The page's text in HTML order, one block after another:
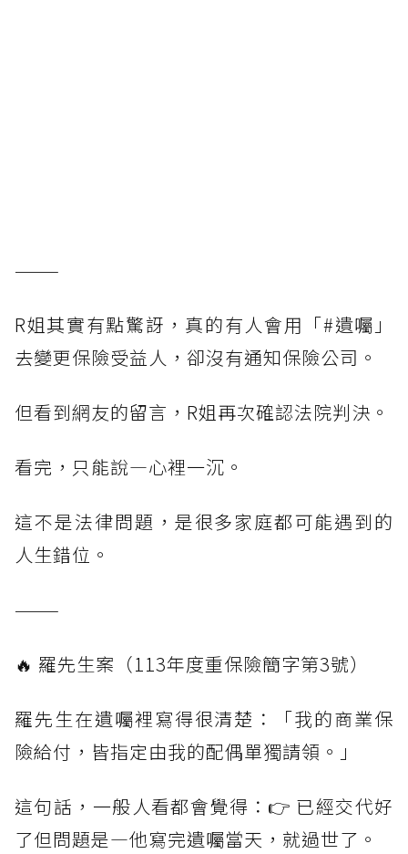
———
R姐其實有點驚訝，真的有人會用「#遺囑」
去變更保險受益人，卻沒有通知保險公司。
但看到網友的留言，R姐再次確認法院判決。
看完，只能說—心裡一沉。
這不是法律問題，是很多家庭都可能遇到的
人生錯位。
———
🔥 羅先生案（113年度重保險簡字第3號）
羅先生在遺囑裡寫得很清楚：「我的商業保
險給付，皆指定由我的配偶單獨請領。」
這句話，一般人看都會覺得：👉 已經交代好
了但問題是—他寫完遺囑當天，就過世了。